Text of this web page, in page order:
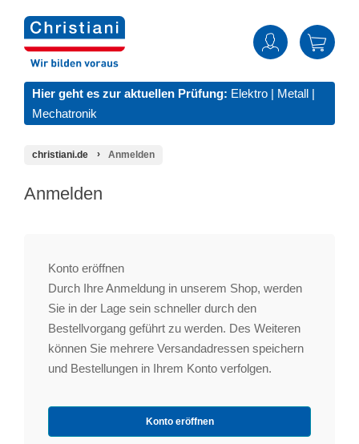
Hier geht es zur aktuellen Prüfung: Elektro | Metall |
Mechatronik
christiani.de Anmelden
Anmelden
Konto eröffnen
Durch Ihre Anmeldung in unserem Shop, werden
Sie in der Lage sein schneller durch den
Bestellvorgang geführt zu werden. Des Weiteren
können Sie mehrere Versandadressen speichern
und Bestellungen in Ihrem Konto verfolgen.
Konto eröffnen